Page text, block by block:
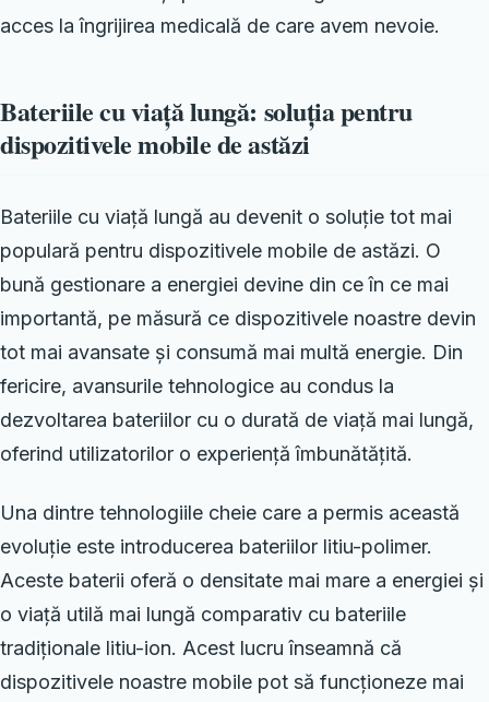
acces la îngrijirea medicală de care avem nevoie.
Bateriile cu viață lungă: soluția pentru
dispozitivele mobile de astăzi
Bateriile cu viață lungă au devenit o soluție tot mai
populară pentru dispozitivele mobile de astăzi. O
bună gestionare a energiei devine din ce în ce mai
importantă, pe măsură ce dispozitivele noastre devin
tot mai avansate și consumă mai multă energie. Din
fericire, avansurile tehnologice au condus la
dezvoltarea bateriilor cu o durată de viață mai lungă,
oferind utilizatorilor o experiență îmbunătățită.
Una dintre tehnologiile cheie care a permis această
evoluție este introducerea bateriilor litiu-polimer.
Aceste baterii oferă o densitate mai mare a energiei și
o viață utilă mai lungă comparativ cu bateriile
tradiționale litiu-ion. Acest lucru înseamnă că
dispozitivele noastre mobile pot să funcționeze mai